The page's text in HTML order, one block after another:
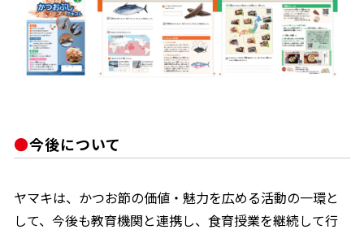
今後について
ヤマキは、かつお節の価値・魅力を広める活動の一環と
して、今後も教育機関と連携し、食育授業を継続して行